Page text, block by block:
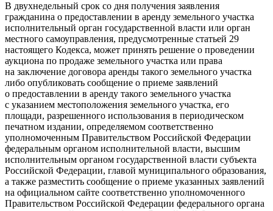
В двухнедельный срок со дня получения заявления
гражданина о предоставлении в аренду земельного участка
исполнительный орган государственной власти или орган
местного самоуправления, предусмотренные статьей 29
настоящего Кодекса, может принять решение о проведении
аукциона по продаже земельного участка или права
на заключение договора аренды такого земельного участка
либо опубликовать сообщение о приеме заявлений
о предоставлении в аренду такого земельного участка
с указанием местоположения земельного участка, его
площади, разрешенного использования в периодическом
печатном издании, определяемом соответственно
уполномоченным Правительством Российской Федерации
федеральным органом исполнительной власти, высшим
исполнительным органом государственной власти субъекта
Российской Федерации, главой муниципального образования,
а также разместить сообщение о приеме указанных заявлений
на официальном сайте соответственно уполномоченного
Правительством Российской Федерации федерального органа